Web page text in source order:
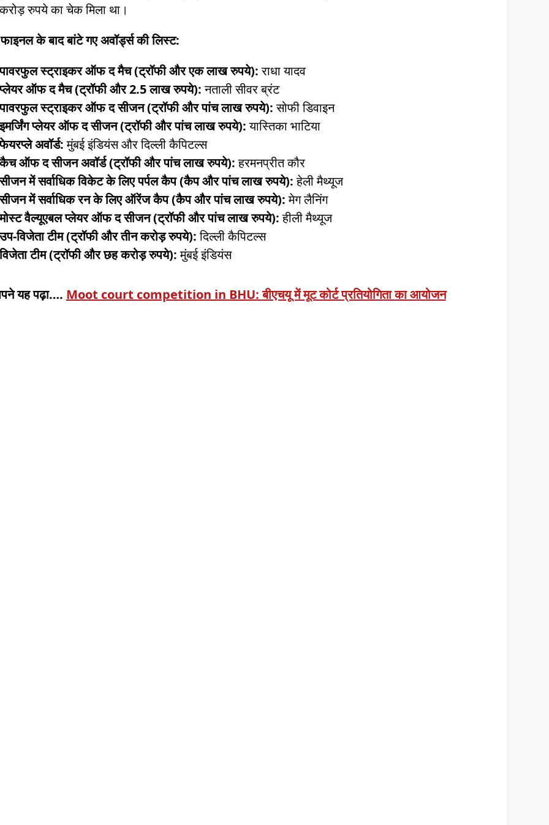
रुपये का चेक मिला था।
के बाद बांटे गए अवॉर्ड्स की लिस्ट:
स्ट्राइकर ऑफ द मैच (ट्रॉफी और एक लाख रुपये):राधा यादव
ऑफ द मैच (ट्रॉफी और 2.5 लाख रुपये):नताली सीवर ब्रंट
स्ट्राइकर ऑफ द सीजन (ट्रॉफी और पांच लाख रुपये):सोफी डिवाइन
प्लेयर ऑफ द सीजन (ट्रॉफी और पांच लाख रुपये):यास्तिका भाटिया
अवॉर्ड:मुंबई इंडियंस और दिल्ली कैपिटल्स
ऑफ द सीजन अवॉर्ड (ट्रॉफी और पांच लाख रुपये):हरमनप्रीत कौर
में सर्वाधिक विकेट के लिए पर्पल कैप (कैप और पांच लाख रुपये):हेली मैथ्यूज
में सर्वाधिक रन के लिए ऑरेंज कैप (कैप और पांच लाख रुपये):मेग लैनिंग
वैल्यूएबल प्लेयर ऑफ द सीजन (ट्रॉफी और पांच लाख रुपये):हीली मैथ्यूज
विजेता टीम (ट्रॉफी और तीन करोड़ रुपये):दिल्ली कैपिटल्स
टीम (ट्रॉफी और छह करोड़ रुपये):मुंबई इंडियंस
यह पढ़ा…. Moot court competition in BHU: बीएचयू में मूट कोर्ट प्रतियोगिता का आयोजन